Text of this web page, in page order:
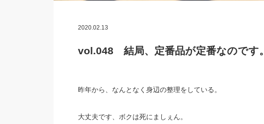
2020.02.13
vol.048 結局、定番品が定番なのです。
昨年から、なんとなく身辺の整理をしている。
大丈夫です、ボクは死にましぇん。